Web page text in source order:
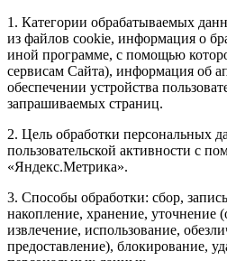
1. Категории обрабатываемых
из файлов cookie, информация о
иной программе, с помощью
сервисам Сайта), информация об
обеспечении устройства
запрашиваемых страниц.
2. Цель обработки персональных
пользовательской активности с
«Яндекс.Метрика».
3. Способы обработки: сбор,
накопление, хранение, уточнение
извлечение, использование,
предоставление), блокирование,